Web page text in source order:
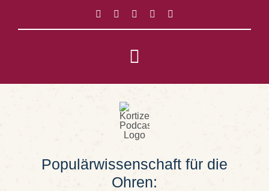
springen
Toggle
Navigation
Impressum
Datenschutz
Populärwissenschaft für die
Ohren: